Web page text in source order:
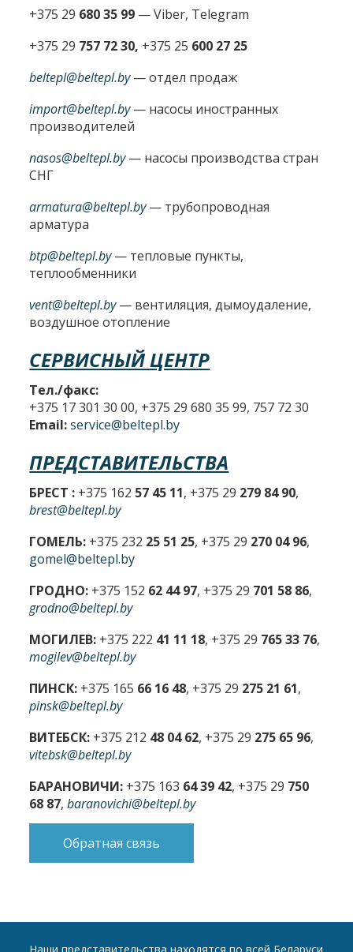
+375 29 680 35 99 — Viber, Telegram
+375 29 757 72 30, +375 25 600 27 25
beltepl@beltepl.by— отдел продаж
import@beltepl.by— насосы иностранных
производителей
nasos@beltepl.by— насосы производства стран
СНГ
armatura@beltepl.by— трубопроводная
арматура
btp@beltepl.by— тепловые пункты,
теплообменники
vent@beltepl.by— вентиляция, дымоудаление,
воздушное отопление
СЕРВИСНЫЙ ЦЕНТР
Тел./факс:
+375 17 301 30 00, +375 29 680 35 99, 757 72 30
Email: service@beltepl.by
ПРЕДСТАВИТЕЛЬСТВА
БРЕСТ : +375 162 57 45 11, +375 29 279 84 90,
brest@beltepl.by
ГОМЕЛЬ: +375 232 25 51 25, +375 29 270 04 96,
gomel@beltepl.by
ГРОДНО: +375 152 62 44 97, +375 29 701 58 86,
grodno@beltepl.by
МОГИЛЕВ: +375 222 41 11 18, +375 29 765 33 76,
mogilev@beltepl.by
ПИНСК: +375 165 66 16 48, +375 29 275 21 61,
pinsk@beltepl.by
ВИТЕБСК: +375 212 48 04 62, +375 29 275 65 96,
vitebsk@beltepl.by
БАРАНОВИЧИ: +375 163 64 39 42, +375 29 750
68 87,baranovichi@beltepl.by
Обратная связь